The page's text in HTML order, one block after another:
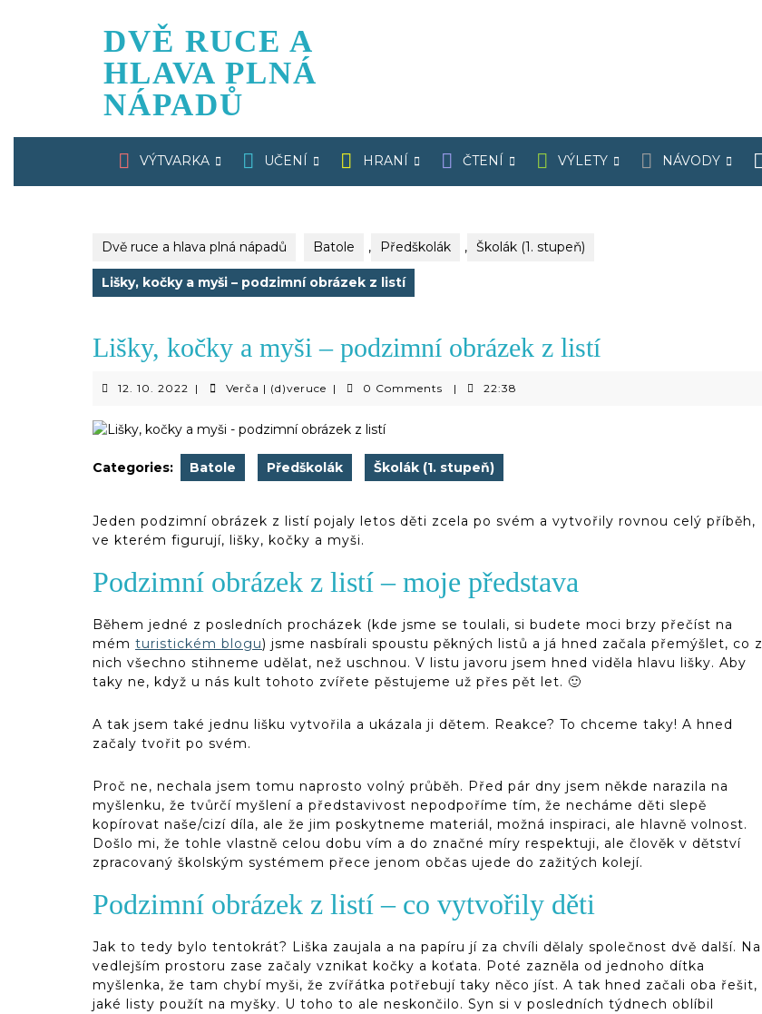
DVĚ RUCE A
HLAVA PLNÁ
NÁPADŮ
VÝTVARKA UČENÍ HRANÍ ČTENÍ VÝLETY NÁVODY
Dvě ruce a hlava plná nápadů Batole , Předškolák , Školák (1. stupeň)
Lišky, kočky a myši – podzimní obrázek z listí
Lišky, kočky a myši – podzimní obrázek z listí
12. 10. 2022 12.| Verča | (d)veruceVerča
| 0 Comments | 22:38
Categories: Batole Předškolák Školák (1. stupeň)
Jeden podzimní obrázek z listí pojaly letos děti zcela po svém a vytvořily rovnou celý příběh,
ve kterém figurují, lišky, kočky a myši.
Podzimní obrázek z listí – moje představa
Během jedné z posledních procházek (kde jsme se toulali, si budete moci brzy přečíst na
mém turistickém blogu) jsme nasbírali spoustu pěkných listů a já hned začala přemýšlet, co z
nich všechno stihneme udělat, než uschnou. V listu javoru jsem hned viděla hlavu lišky. Aby
taky ne, když u nás kult tohoto zvířete pěstujeme už přes pět let. 🙂
A tak jsem také jednu lišku vytvořila a ukázala ji dětem. Reakce? To chceme taky! A hned
začaly tvořit po svém.
Proč ne, nechala jsem tomu naprosto volný průběh. Před pár dny jsem někde narazila na
myšlenku, že tvůrčí myšlení a představivost nepodpoříme tím, že necháme děti slepě
kopírovat naše/cizí díla, ale že jim poskytneme materiál, možná inspiraci, ale hlavně volnost.
Došlo mi, že tohle vlastně celou dobu vím a do značné míry respektuji, ale člověk v dětství
zpracovaný školským systémem přece jenom občas ujede do zažitých kolejí.
Podzimní obrázek z listí – co vytvořily děti
Jak to tedy bylo tentokrát? Liška zaujala a na papíru jí za chvíli dělaly společnost dvě další. Na
vedlejším prostoru zase začaly vznikat kočky a koťata. Poté zazněla od jednoho dítka
myšlenka, že tam chybí myši, že zvířátka potřebují taky něco jíst. A tak hned začali oba řešit,
jaké listy použít na myšky. U toho to ale neskončilo. Syn si v posledních týdnech oblíbil